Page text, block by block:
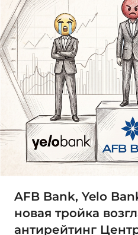
AFB Bank, Yelo
новая тройка
антирейтинг